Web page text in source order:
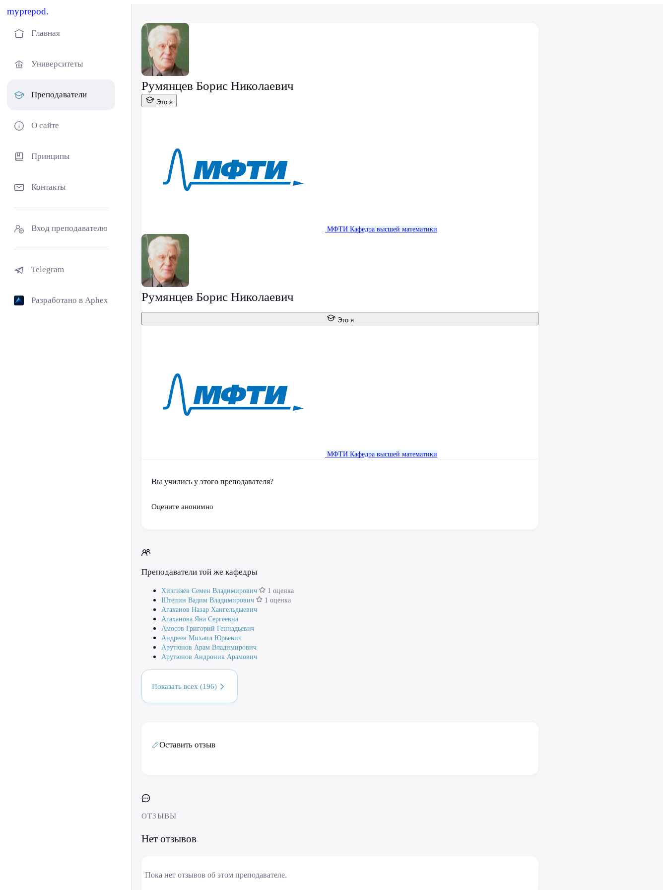
myprepod.
Главная
Университеты
Преподаватели
О сайте
Принципы
Контакты
Вход преподавателю
Telegram
Разработано в Aphex
Румянцев Борис Николаевич
Это я
МФТИ Кафедра высшей математики
Румянцев Борис Николаевич
Это я
МФТИ Кафедра высшей математики
Вы учились у этого преподавателя?
Оцените анонимно
Преподаватели той же кафедры
Хизгияев Семен Владимирович
1 оценка
Штепин Вадим Владимирович
1 оценка
Агаханов Назар Хангельдыевич
Агаханова Яна Сергеевна
Амосов Григорий Геннадьевич
Андреев Михаил Юрьевич
Арутюнов Арам Владимирович
Арутюнов Андроник Арамович
Показать всех (196)
Оставить отзыв
ОТЗЫВЫ
Нет отзывов
Пока нет отзывов об этом преподавателе.